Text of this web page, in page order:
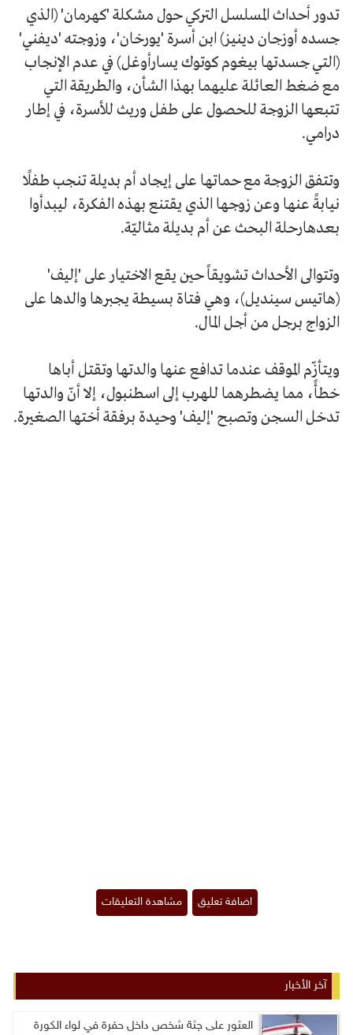
تدور أحداث المسلسل التركي حول مشكلة 'كهرمان' (الذي
جسده أوزجان دينيز) ابن أسرة 'يورخان'، وزوجته 'ديفني'
(التي جسدتها بيغوم كوتوك يسارأوغل) في عدم الإنجاب
مع ضغط العائلة عليهما بهذا الشأن، والطريقة التي
تتبعها الزوجة للحصول على طفل وريث للأسرة، في إطار
درامي.
وتتفق الزوجة مع حماتها على إيجاد أم بديلة تنجب طفلًا
نيابةً عنها وعن زوجها الذي يقتنع بهذه الفكرة، ليبدأوا
بعدهارحلة البحث عن أم بديلة مثاليّة.
وتتوالى الأحداث تشويقاً حين يقع الاختيار على 'إليف'
(هاتيس سينديل)، وهي فتاة بسيطة يجبرها والدها على
الزواج برجل من أجل المال.
ويتأزّم الموقف عندما تدافع عنها والدتها وتقتل أباها
خطأً، مما يضطرهما للهرب إلى اسطنبول، إلا أنّ والدتها
تدخل السجن وتصبح 'إليف' وحيدة برفقة أختها الصغيرة.
آخر الأخبار
العثور على جثة شخص داخل حفرة في لواء الكورة